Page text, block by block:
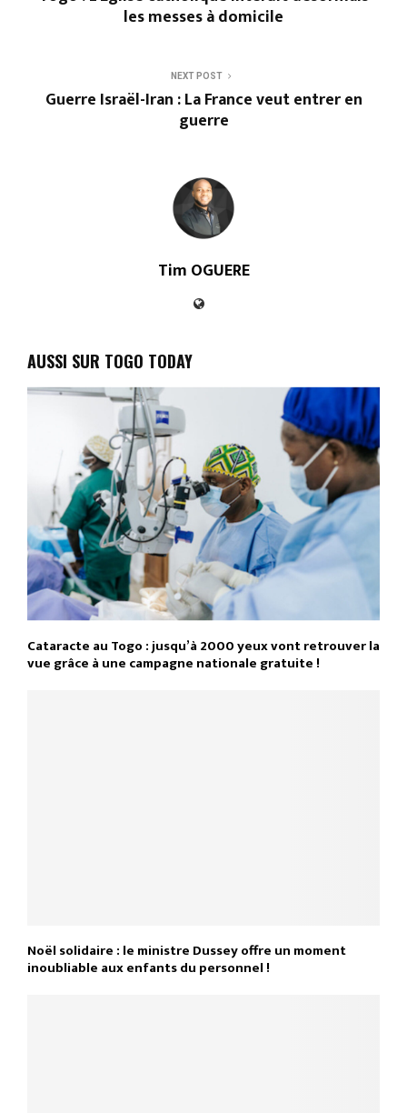
les messes à domicile
NEXT POST
Guerre Israël-Iran : La France veut entrer en
guerre
Tim OGUERE
AUSSI SUR TOGO TODAY
Cataracte au Togo : jusqu’à 2000 yeux vont retrouver la
vue grâce à une campagne nationale gratuite !
Noël solidaire : le ministre Dussey offre un moment
inoubliable aux enfants du personnel !